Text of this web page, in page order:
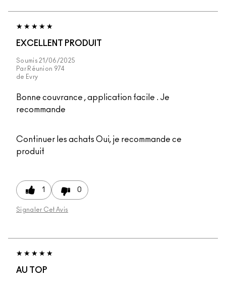
EXCELLENT PRODUIT
Soumis 21/06/2025
Par Réunion 974
de Evry
Bonne couvrance , application facile . Je
recommande
Continuer les achats Oui, je recommande ce
produit
1 0
Signaler Cet Avis
AU TOP